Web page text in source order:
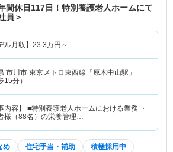
間休日117日！特別養護老人ホームにて
員＞
ル月収】 23.3万円～
市川市 東京メトロ東西線「原木中山駅」
15分）
内容】 ■特別養護老人ホームにおける業務 ・
様（88名）の栄養管理…
め 住宅手当・補助 積極採用中